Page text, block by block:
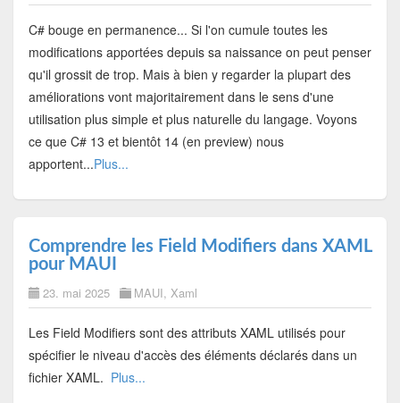
C# bouge en permanence... Si l'on cumule toutes les
modifications apportées depuis sa naissance on peut penser
qu'il grossit de trop. Mais à bien y regarder la plupart des
améliorations vont majoritairement dans le sens d'une
utilisation plus simple et plus naturelle du langage. Voyons
ce que C# 13 et bientôt 14 (en preview) nous
apportent...Plus...
Comprendre les Field Modifiers dans XAML
pour MAUI
23. mai 2025 MAUI, Xaml
Les Field Modifiers sont des attributs XAML utilisés pour
spécifier le niveau d'accès des éléments déclarés dans un
fichier XAML. Plus...